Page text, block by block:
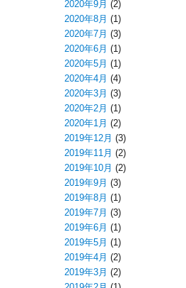
2020年9月 (2)
2020年8月 (1)
2020年7月 (3)
2020年6月 (1)
2020年5月 (1)
2020年4月 (4)
2020年3月 (3)
2020年2月 (1)
2020年1月 (2)
2019年12月 (3)
2019年11月 (2)
2019年10月 (2)
2019年9月 (3)
2019年8月 (1)
2019年7月 (3)
2019年6月 (1)
2019年5月 (1)
2019年4月 (2)
2019年3月 (2)